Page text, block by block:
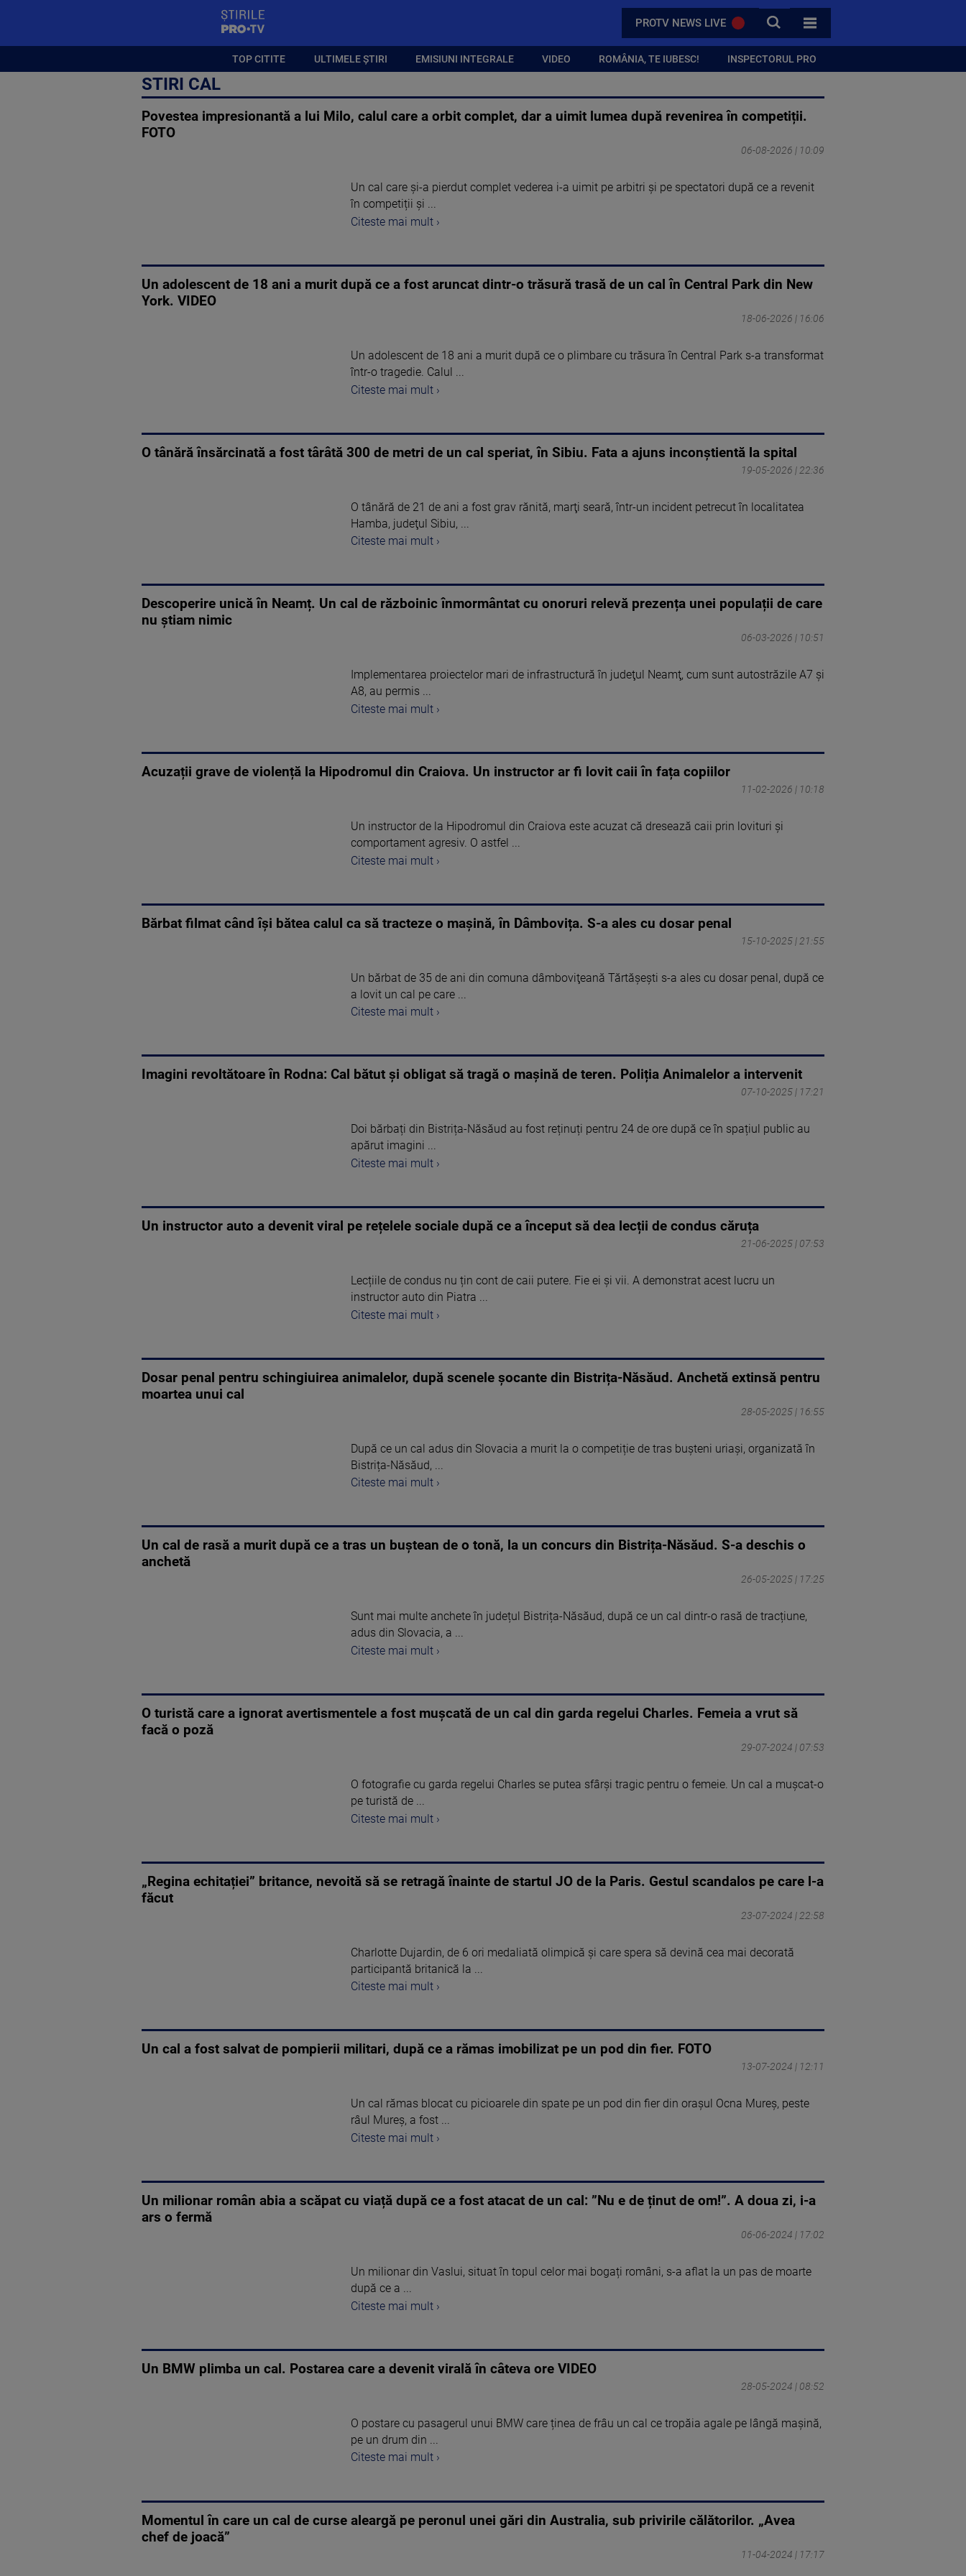
PROTV NEWS LIVE CAUTA
TOATE CATEGORIILE
TOP CITITE ULTIMELE ȘTIRI EMISIUNI INTEGRALE VIDEO ROMÂNIA, TE IUBESC! INSPECTORUL PRO
STIRI CAL
Povestea impresionantă a lui Milo, calul care a orbit complet, dar a uimit lumea după revenirea în competiții.
FOTO
06-08-2026 | 10:09
Un cal care și-a pierdut complet vederea i-a uimit pe arbitri și pe spectatori după ce a revenit
în competiții și ...
Citeste mai mult ›
Un adolescent de 18 ani a murit după ce a fost aruncat dintr-o trăsură trasă de un cal în Central Park din New
York. VIDEO
18-06-2026 | 16:06
Un adolescent de 18 ani a murit după ce o plimbare cu trăsura în Central Park s-a transformat
într-o tragedie. Calul ...
Citeste mai mult ›
O tânără însărcinată a fost târâtă 300 de metri de un cal speriat, în Sibiu. Fata a ajuns inconștientă la spital
19-05-2026 | 22:36
O tânără de 21 de ani a fost grav rănită, marţi seară, într-un incident petrecut în localitatea
Hamba, judeţul Sibiu, ...
Citeste mai mult ›
Descoperire unică în Neamț. Un cal de războinic înmormântat cu onoruri relevă prezența unei populații de care
nu știam nimic
06-03-2026 | 10:51
Implementarea proiectelor mari de infrastructură în judeţul Neamţ, cum sunt autostrăzile A7 şi
A8, au permis ...
Citeste mai mult ›
Acuzații grave de violență la Hipodromul din Craiova. Un instructor ar fi lovit caii în fața copiilor
11-02-2026 | 10:18
Un instructor de la Hipodromul din Craiova este acuzat că dresează caii prin lovituri și
comportament agresiv. O astfel ...
Citeste mai mult ›
Bărbat filmat când își bătea calul ca să tracteze o mașină, în Dâmbovița. S-a ales cu dosar penal
15-10-2025 | 21:55
Un bărbat de 35 de ani din comuna dâmboviţeană Tărtăşeşti s-a ales cu dosar penal, după ce
a lovit un cal pe care ...
Citeste mai mult ›
Imagini revoltătoare în Rodna: Cal bătut și obligat să tragă o mașină de teren. Poliția Animalelor a intervenit
07-10-2025 | 17:21
Doi bărbați din Bistrița-Năsăud au fost reținuți pentru 24 de ore după ce în spațiul public au
apărut imagini ...
Citeste mai mult ›
Un instructor auto a devenit viral pe rețelele sociale după ce a început să dea lecții de condus căruța
21-06-2025 | 07:53
Lecțiile de condus nu țin cont de caii putere. Fie ei și vii. A demonstrat acest lucru un
instructor auto din Piatra ...
Citeste mai mult ›
Dosar penal pentru schingiuirea animalelor, după scenele șocante din Bistrița-Năsăud. Anchetă extinsă pentru
moartea unui cal
28-05-2025 | 16:55
După ce un cal adus din Slovacia a murit la o competiție de tras bușteni uriași, organizată în
Bistrița-Năsăud, ...
Citeste mai mult ›
Un cal de rasă a murit după ce a tras un buștean de o tonă, la un concurs din Bistrița-Năsăud. S-a deschis o
anchetă
26-05-2025 | 17:25
Sunt mai multe anchete în județul Bistrița-Năsăud, după ce un cal dintr-o rasă de tracțiune,
adus din Slovacia, a ...
Citeste mai mult ›
O turistă care a ignorat avertismentele a fost mușcată de un cal din garda regelui Charles. Femeia a vrut să
facă o poză
29-07-2024 | 07:53
O fotografie cu garda regelui Charles se putea sfârși tragic pentru o femeie. Un cal a mușcat-o
pe turistă de ...
Citeste mai mult ›
„Regina echitației” britance, nevoită să se retragă înainte de startul JO de la Paris. Gestul scandalos pe care l-a
făcut
23-07-2024 | 22:58
Charlotte Dujardin, de 6 ori medaliată olimpică și care spera să devină cea mai decorată
participantă britanică la ...
Citeste mai mult ›
Un cal a fost salvat de pompierii militari, după ce a rămas imobilizat pe un pod din fier. FOTO
13-07-2024 | 12:11
Un cal rămas blocat cu picioarele din spate pe un pod din fier din oraşul Ocna Mureş, peste
râul Mureş, a fost ...
Citeste mai mult ›
Un milionar român abia a scăpat cu viață după ce a fost atacat de un cal: ”Nu e de ținut de om!”. A doua zi, i-a
ars o fermă
06-06-2024 | 17:02
Un milionar din Vaslui, situat în topul celor mai bogați români, s-a aflat la un pas de moarte
după ce a ...
Citeste mai mult ›
Un BMW plimba un cal. Postarea care a devenit virală în câteva ore VIDEO
28-05-2024 | 08:52
O postare cu pasagerul unui BMW care ținea de frâu un cal ce tropăia agale pe lângă mașină,
pe un drum din ...
Citeste mai mult ›
Momentul în care un cal de curse aleargă pe peronul unei gări din Australia, sub privirile călătorilor. „Avea
chef de joacă”
11-04-2024 | 17:17